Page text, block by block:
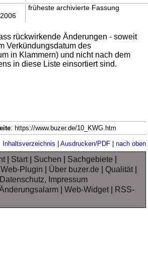
früheste archivierte Fassung
rückwirkende Änderungen - soweit
Verkündungsdatum des
in Klammern) und nicht nach dem
in diese Liste einsortiert sind.
: https://www.buzer.de/10_KWG.htm
Inhaltsverzeichnis | Ausdrucken/PDF| nach oben
| Start| Suchen Sachgebiete
Web-Plugin Über buzer.de |Qualität|
Datenschutz, Impressum
|Web-Widget|
RSS-